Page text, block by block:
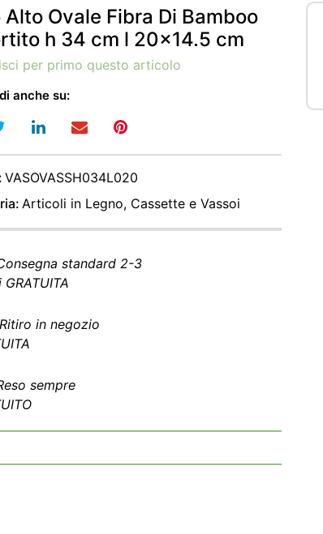
Alto Ovale Fibra Di Bamboo
h 34 cm l 20x14.5 cm
per primo questo articolo
anche su:
VASOVASSH034L020
Articoli in Legno, Cassette e Vassoi
standard 2-3
Ritiro in negozio
sempre